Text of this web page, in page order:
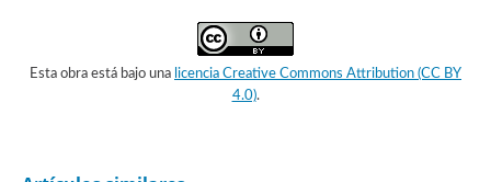
Esta obra está bajo una licencia Creative Commons Attribution (CC BY
4.0).